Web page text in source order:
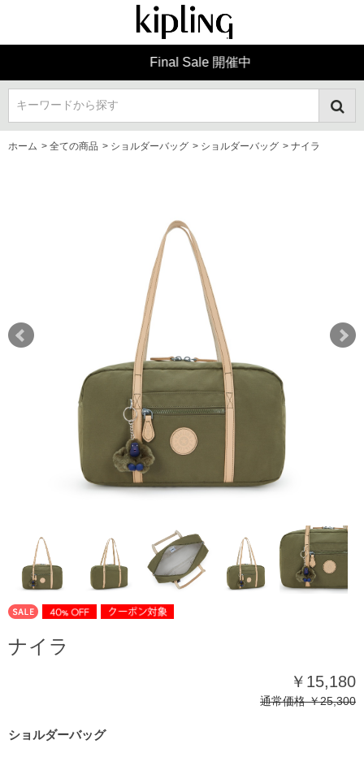
Final Sale 開催中
キーワードから探す
ホーム > 全ての商品 > ショルダーバッグ > ショルダーバッグ > ナイラ
ナイラ
ショルダーバッグ
￥15,180
通常価格￥25,300